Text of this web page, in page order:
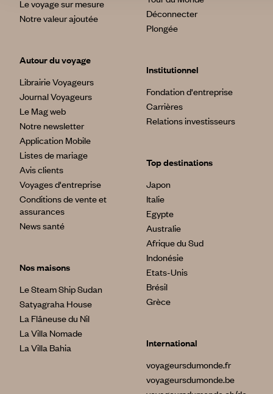
Le voyage sur mesure
Notre valeur ajoutée
Autour du voyage
Librairie Voyageurs
Journal Voyageurs
Le Mag web
Notre newsletter
Application Mobile
Listes de mariage
Avis clients
Voyages d'entreprise
Conditions de vente et
assurances
News santé
Nos maisons
Le Steam Ship Sudan
Satyagraha House
La Flâneuse du Nil
La Villa Nomade
La Villa Bahia
Déconnecter
Plongée
Institutionnel
Fondation d'entreprise
Carrières
Relations investisseurs
Top destinations
Japon
Italie
Egypte
Australie
Afrique du Sud
Indonésie
Etats-Unis
Brésil
Grèce
International
voyageursdumonde.fr
voyageursdumonde.be